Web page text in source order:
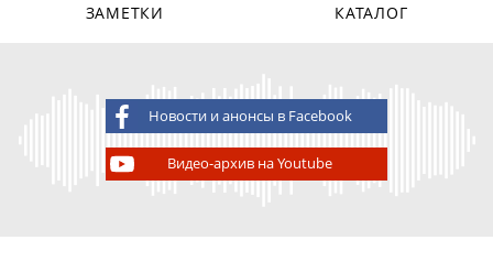
ЗАМЕТКИ
КАТАЛОГ
Новости и анонсы в Facebook
Видео-архив на Youtube